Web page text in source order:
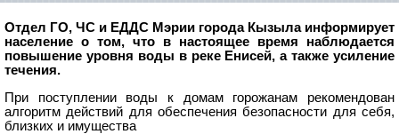
Отдел ГО, ЧС и ЕДДС Мэрии города Кызыла информирует
население о том, что в настоящее время наблюдается
повышение уровня воды в реке Енисей, а также усиление
течения.
При поступлении воды к домам горожанам рекомендован
алгоритм действий для обеспечения безопасности для себя,
близких и имущества